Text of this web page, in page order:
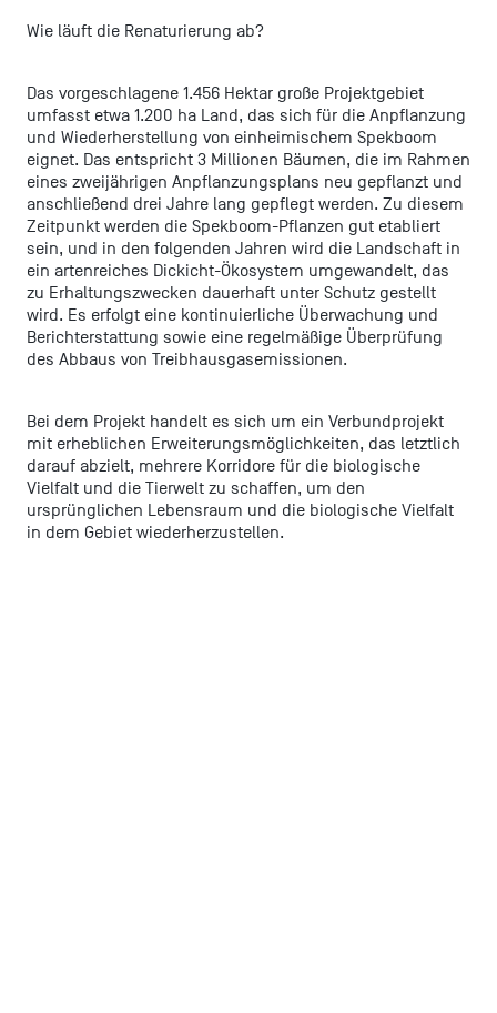
Wie läuft die Renaturierung ab?
Das vorgeschlagene 1.456 Hektar große Projektgebiet
umfasst etwa 1.200 ha Land, das sich für die Anpflanzung
und Wiederherstellung von einheimischem Spekboom
eignet. Das entspricht 3 Millionen Bäumen, die im Rahmen
eines zweijährigen Anpflanzungsplans neu gepflanzt und
anschließend drei Jahre lang gepflegt werden. Zu diesem
Zeitpunkt werden die Spekboom-Pflanzen gut etabliert
sein, und in den folgenden Jahren wird die Landschaft in
ein artenreiches Dickicht-Ökosystem umgewandelt, das
zu Erhaltungszwecken dauerhaft unter Schutz gestellt
wird. Es erfolgt eine kontinuierliche Überwachung und
Berichterstattung sowie eine regelmäßige Überprüfung
des Abbaus von Treibhausgasemissionen.
Bei dem Projekt handelt es sich um ein Verbundprojekt
mit erheblichen Erweiterungsmöglichkeiten, das letztlich
darauf abzielt, mehrere Korridore für die biologische
Vielfalt und die Tierwelt zu schaffen, um den
ursprünglichen Lebensraum und die biologische Vielfalt
in dem Gebiet wiederherzustellen.